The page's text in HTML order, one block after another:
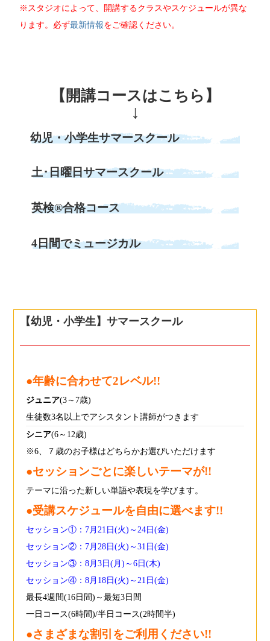
※スタジオによって、開講するクラスやスケジュールが異な
ります。必ず最新情報をご確認ください。
【開講コースはこちら】
↓
幼児・小学生サマースクール
土･日曜日サマースクール
英検®合格コース
4日間でミュージカル
【幼児・小学生】サマースクール
●年齢に合わせて2レベル!!
ジュニア(3～7歳)
生徒数3名以上でアシスタント講師がつきます
シニア(6～12歳)
※6、７歳のお子様はどちらかお選びいただけます
●セッションごとに楽しいテーマが!!
テーマに沿った新しい単語や表現を学びます。
●受講スケジュールを自由に選べます!!
セッション①：7月21日(火)～24日(金)
セッション②：7月28日(火)～31日(金)
セッション③：8月3日(月)～6日(木)
セッション④：8月18日(火)～21日(金)
最長4週間(16日間)～最短3日間
一日コース(6時間)/半日コース(2時間半)
●さまざまな割引をご利用ください!!